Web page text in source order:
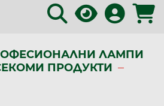
ЛАМПИ
ПРОДУКТИ